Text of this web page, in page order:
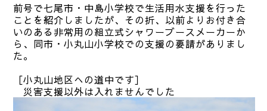
前号で七尾市・中島小学校で生活用水支援を行った
ことを紹介しましたが、その折、以前よりお付き合
いのある非常用の組立式シャワーブースメーカーか
ら、同市・小丸山小学校での支援の要請がありまし
た。
［小丸山地区への道中です］
災害支援以外は入れませんでした